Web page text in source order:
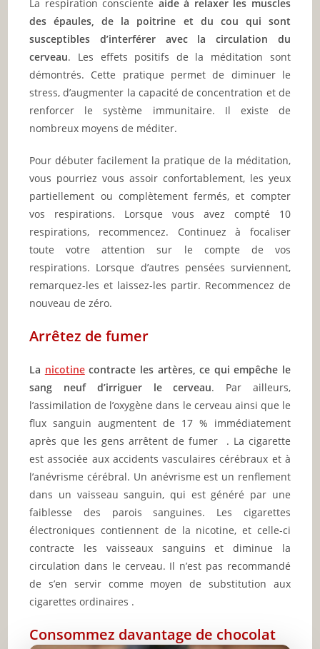
La respiration consciente aide à relaxer les muscles
des épaules, de la poitrine et du cou qui sont
susceptibles d’interférer avec la circulation du
cerveau. Les effets positifs de la méditation sont
démontrés. Cette pratique permet de diminuer le
stress, d’augmenter la capacité de concentration et de
renforcer le système immunitaire. Il existe de
nombreux moyens de méditer.
Pour débuter facilement la pratique de la méditation,
vous pourriez vous assoir confortablement, les yeux
partiellement ou complètement fermés, et compter
vos respirations. Lorsque vous avez compté 10
respirations, recommencez. Continuez à focaliser
toute votre attention sur le compte de vos
respirations. Lorsque d’autres pensées surviennent,
remarquez-les et laissez-les partir. Recommencez de
nouveau de zéro.
Arrêtez de fumer
La nicotinecontracte les artères, ce qui empêche le
sang neuf d’irriguer le cerveau. Par ailleurs,
l’assimilation de l’oxygène dans le cerveau ainsi que le
flux sanguin augmentent de 17 % immédiatement
après que les gens arrêtent de fumer . La cigarette
est associée aux accidents vasculaires cérébraux et à
l’anévrisme cérébral. Un anévrisme est un renflement
dans un vaisseau sanguin, qui est généré par une
faiblesse des parois sanguines. Les cigarettes
électroniques contiennent de la nicotine, et celle-ci
contracte les vaisseaux sanguins et diminue la
circulation dans le cerveau. Il n’est pas recommandé
de s’en servir comme moyen de substitution aux
cigarettes ordinaires .
Consommez davantage de chocolat